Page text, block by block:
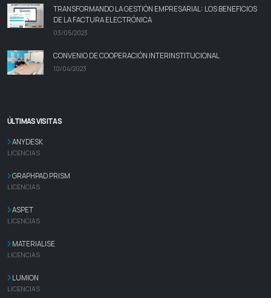
TRANSFORMANDO LA GESTIÓN EMPRESARIAL: LOS BENEFICIOS
DE LA FACTURA ELECTRÓNICA
03/05/2023
CONVENIO DE COOPERACIÓN INTERINSTITUCIONAL
10/04/2023
ÚLTIMAS VISITAS
ANYDESK
LICENCIAS
GRAPHPAD PRISM
LICENCIAS
ASPET
LICENCIAS
MATERIALISE
LICENCIAS
LUMION
LICENCIAS